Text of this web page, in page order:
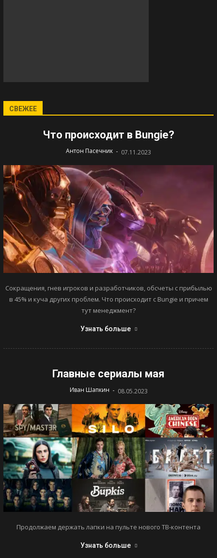
СВЕЖЕЕ
Что происходит в Bungie?
Антон Пасечник - 07.11.2023
Сокращения, гнев игроков и разработчиков, обсчеты с прибылью
в 45% и куча других проблем. Что происходит с Bungie и причем
тут менеджмент?
Узнать больше
Главные сериалы мая
Иван Шапкин - 08.05.2023
Продолжаем держать лапки на пульте нового ТВ-контента
Узнать больше